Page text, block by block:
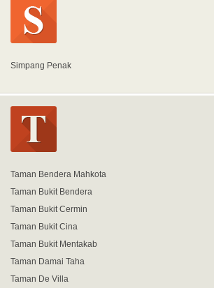
Simpang Penak
Taman Bendera Mahkota
Taman Bukit Bendera
Taman Bukit Cermin
Taman Bukit Cina
Taman Bukit Mentakab
Taman Damai Taha
Taman De Villa